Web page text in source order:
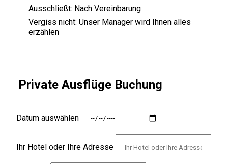
Ausschließt: Nach Vereinbarung
Vergiss nicht: Unser Manager wird Ihnen alles
erzählen
Private Ausflüge Buchung
Datum auswählen
Ihr Hotel oder Ihre Adresse